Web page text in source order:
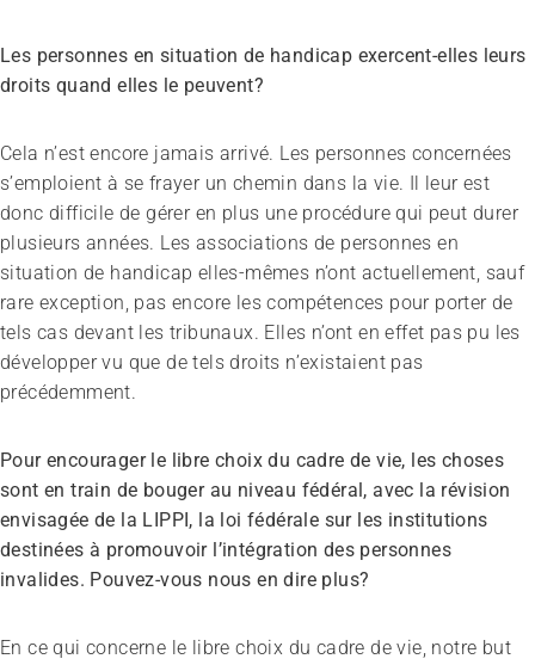
Les personnes en situation de handicap exercent-elles leurs
droits quand elles le peuvent?
Cela n’est encore jamais arrivé. Les personnes concernées
s’emploient à se frayer un chemin dans la vie. Il leur est
donc difficile de gérer en plus une procédure qui peut durer
plusieurs années. Les associations de personnes en
situation de handicap elles-mêmes n’ont actuellement, sauf
rare exception, pas encore les compétences pour porter de
tels cas devant les tribunaux. Elles n’ont en effet pas pu les
développer vu que de tels droits n’existaient pas
précédemment.
Pour encourager le libre choix du cadre de vie, les choses
sont en train de bouger au niveau fédéral, avec la révision
envisagée de la LIPPI, la loi fédérale sur les institutions
destinées à promouvoir l’intégration des personnes
invalides. Pouvez-vous nous en dire plus?
En ce qui concerne le libre choix du cadre de vie, notre but